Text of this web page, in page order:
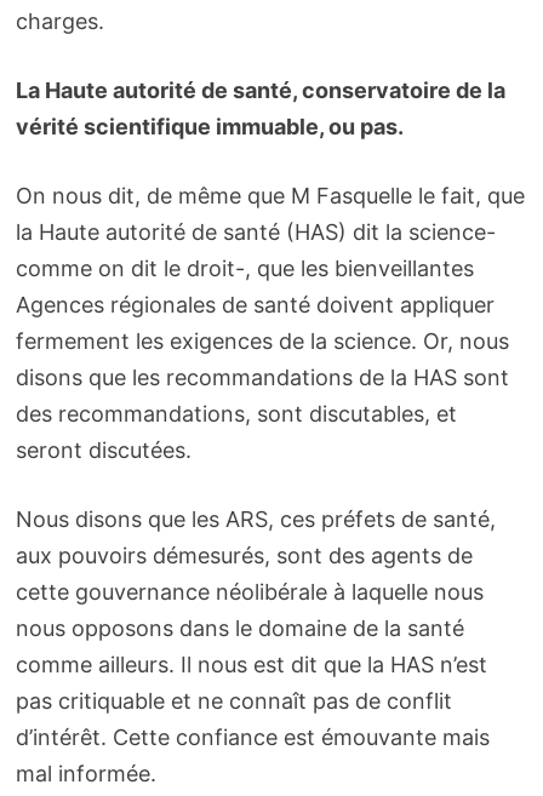
charges.
La Haute autorité de santé, conservatoire de la
vérité scientifique immuable, ou pas.
On nous dit, de même que M Fasquelle le fait, que
la Haute autorité de santé (HAS) dit la science-
comme on dit le droit-, que les bienveillantes
Agences régionales de santé doivent appliquer
fermement les exigences de la science. Or, nous
disons que les recommandations de la HAS sont
des recommandations, sont discutables, et
seront discutées.
Nous disons que les ARS, ces préfets de santé,
aux pouvoirs démesurés, sont des agents de
cette gouvernance néolibérale à laquelle nous
nous opposons dans le domaine de la santé
comme ailleurs. Il nous est dit que la HAS n’est
pas critiquable et ne connaît pas de conflit
d’intérêt. Cette confiance est émouvante mais
mal informée.